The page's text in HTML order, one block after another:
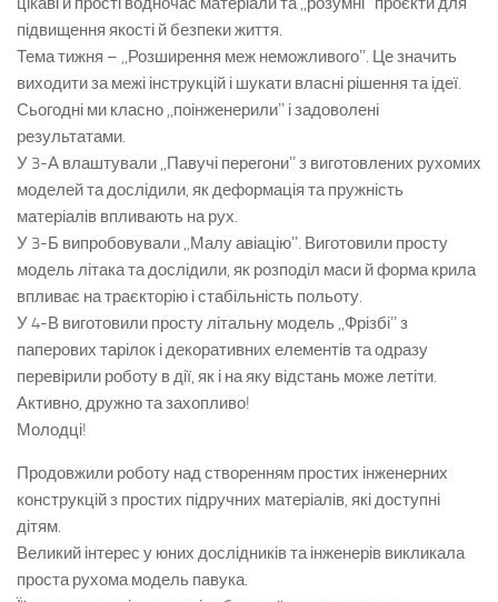
підвищення якості й безпеки життя.
Тема тижня – ,,Розширення меж неможливогоʼʼ. Це значить
виходити за межі інструкцій і шукати власні рішення та ідеї.
Сьогодні ми класно ,,поінженерилиʼʼ і задоволені
результатами.
У 3-А влаштували ,,Павучі перегониʼʼ з виготовлених рухомих
моделей та дослідили, як деформація та пружність
матеріалів впливають на рух.
У 3-Б випробовували ,,Малу авіаціюʼʼ. Виготовили просту
модель літака та дослідили, як розподіл маси й форма крила
впливає на траєкторію і стабільність польоту.
У 4-В виготовили просту літальну модель ,,Фрізбіʼʼ з
паперових тарілок і декоративних елементів та одразу
перевірили роботу в дії, як і на яку відстань може летіти.
Активно, дружно та захопливо!
Молодці!
Продовжили роботу над створенням простих інженерних
конструкцій з простих підручних матеріалів, які доступні
дітям.
Великий інтерес у юних дослідників та інженерів викликала
проста рухома модель павука.